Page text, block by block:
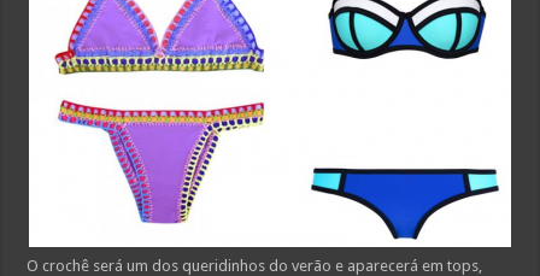
O crochê será um dos queridinhos do verão e aparecerá em tops,